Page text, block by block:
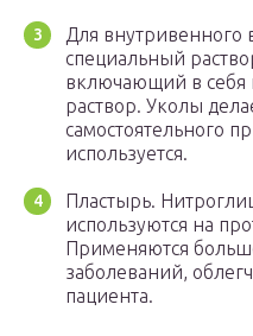
Для внутривенного
специальный
включающий в себя
раствор. Уколы
самостоятельного
используется.
Пластырь.
используются на
Применяются
заболеваний,
пациента.